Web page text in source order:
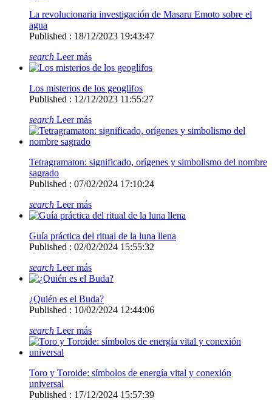
La revolucionaria investigación de Masaru Emoto sobre el
agua
Published : 18/12/2023 19:43:47
search Leer más
Los misterios de los geoglifos
Published : 12/12/2023 11:55:27
search Leer más
Tetragramaton: significado, orígenes y simbolismo del nombre
sagrado
Published : 07/02/2024 17:10:24
search Leer más
Guía práctica del ritual de la luna llena
Published : 02/02/2024 15:55:32
search Leer más
¿Quién es el Buda?
Published : 10/02/2024 12:44:06
search Leer más
Toro y Toroide: símbolos de energía vital y conexión
universal
Published : 17/12/2024 15:57:39